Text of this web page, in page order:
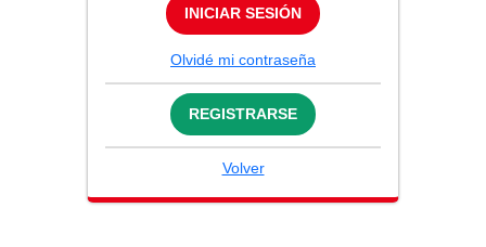
INICIAR SESIÓN
Olvidé mi contraseña
REGISTRARSE
Volver